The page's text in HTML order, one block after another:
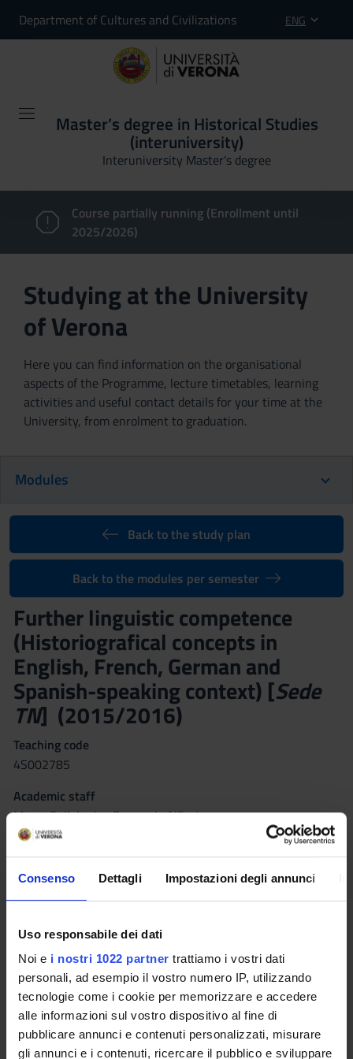
Consenso Dettagli Impostazioni degli annunci
Uso responsabile dei dati
Noi e i nostri 1022 partner trattiamo i vostri dati
personali, ad esempio il vostro numero IP, utilizzando
tecnologie come i cookie per memorizzare e accedere
alle informazioni sul vostro dispositivo al fine di
pubblicare annunci e contenuti personalizzati, misurare
gli annunci e i contenuti, ricercare il pubblico e sviluppare
Department of Cultures and Civilizations ENG
Master’s degree in Historical Studies
(interuniversity)
Interuniversity Master's degree
Course partially running (Enrollment until
2025/2026)
Studying at the University
of Verona
Here you can find information on the organisational
aspects of the Programme, lecture timetables, learning
activities and useful contact details for your time at the
University, from enrolment to graduation.
Modules
Back to the study plan
Back to the modules per semester
Further linguistic competence
(Historiografical concepts in
English, French, German and
Spanish-speaking context) [Sede
TN] (2015/2016)
Teaching code
4S002785
Academic staff
Marco Bellabarba,Fernanda Alfieri
Coordinator
Language
Scientific Disciplinary Sector (SSD)
NN - -
Period
II semestre sede Trento dal Feb 15, 2016 al May 31, 2016.